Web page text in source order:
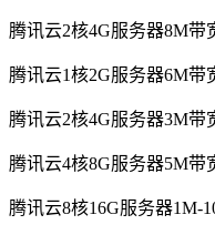
腾讯云2核4G服务器8M带
腾讯云1核2G服务器6M带
腾讯云2核4G服务器3M带
腾讯云4核8G服务器5M带
腾讯云8核16G服务器1M-